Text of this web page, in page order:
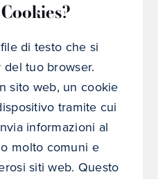
di testo che si
tuo browser.
sito web, un cookie
tramite cui
informazioni al
molto comuni e
siti web. Questo